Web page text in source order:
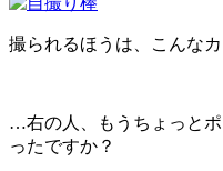
撮られるほうは、こんなカ
…右の人、もうちょっと
ったですか？